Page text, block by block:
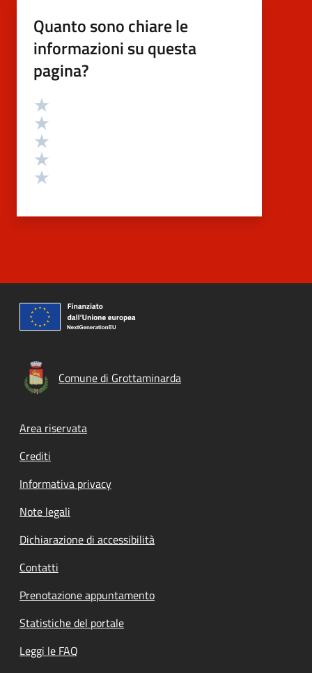
Quanto sono chiare le
informazioni su questa
pagina?
Valutazione
Comune di Grottaminarda
Footer menu
Area riservata
Crediti
Informativa privacy
Note legali
Dichiarazione di accessibilità
Contatti
Prenotazione appuntamento
Statistiche del portale
Leggi le FAQ